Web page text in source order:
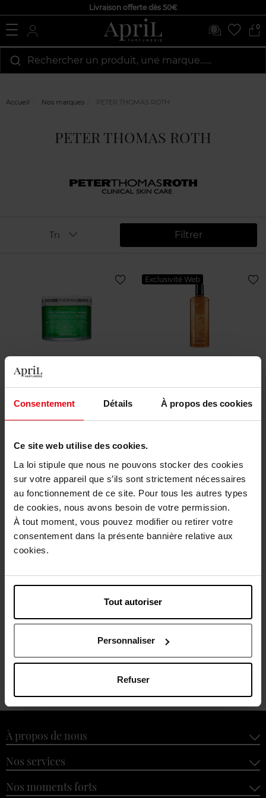
Consentement Détails À propos des cookies
Ce site web utilise des cookies.
La loi stipule que nous ne pouvons stocker des cookies
sur votre appareil que s’ils sont strictement nécessaires
au fonctionnement de ce site. Pour tous les autres types
de cookies, nous avons besoin de votre permission.
À tout moment, vous pouvez modifier ou retirer votre
consentement dans la présente bannière relative aux
cookies.
Tout autoriser
Personnaliser
Refuser
Livraison offerte dès 50€
0
Rechercher un produit, une marque…...
Accueil Nos marques PETER THOMAS ROTH
PETER THOMAS ROTH
Filtrer
Tri
PETER THOMAS ROTH
Cucumber Gel Mask
Masque
31,00 € Ajouter
Exclusivité Web
Anti-Aging Cleansing Gel
Soin VIsage
Soin VIsage
43,00 € Ajouter
Soin VIsage
15,00 € Ajouter
À propos de nous
Nos services
Nos moments forts